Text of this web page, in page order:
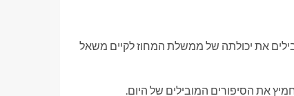
את יכולתה של ממשלת המחוז לקיים משאל